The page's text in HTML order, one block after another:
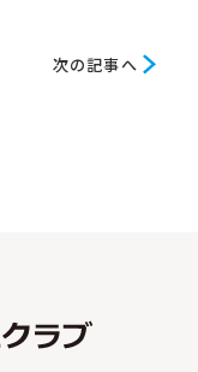
次
次の記事へ